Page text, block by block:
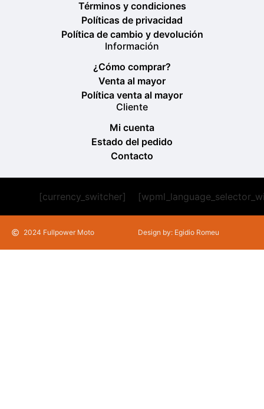
Términos y condiciones
Políticas de privacidad
Política de cambio y devolución
Información
¿Cómo comprar?
Venta al mayor
Política venta al mayor
Cliente
Mi cuenta
Estado del pedido
Contacto
[currency_switcher]
2024 Fullpower Moto Design by: Egidio Romeu